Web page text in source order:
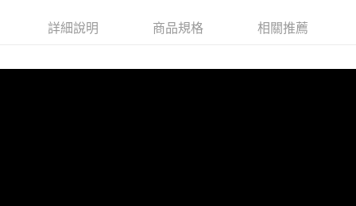
詳細說明 商品規格 相關推薦